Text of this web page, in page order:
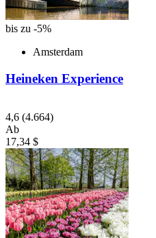
bis zu -5%
Amsterdam
Heineken Experience
4,6 (4.664)
Ab
17,34 $